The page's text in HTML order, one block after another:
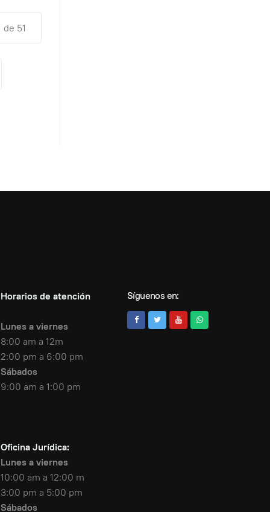
de 51
Horarios de atención
Lunes a viernes
8:00 am a 12m
2:00 pm a 6:00 pm
Sábados
9:00 am a 1:00 pm
Oficina Jurídica:
Lunes a viernes
10:00 am a 12:00 m
3:00 pm a 5:00 pm
Sábados
Síguenos en: